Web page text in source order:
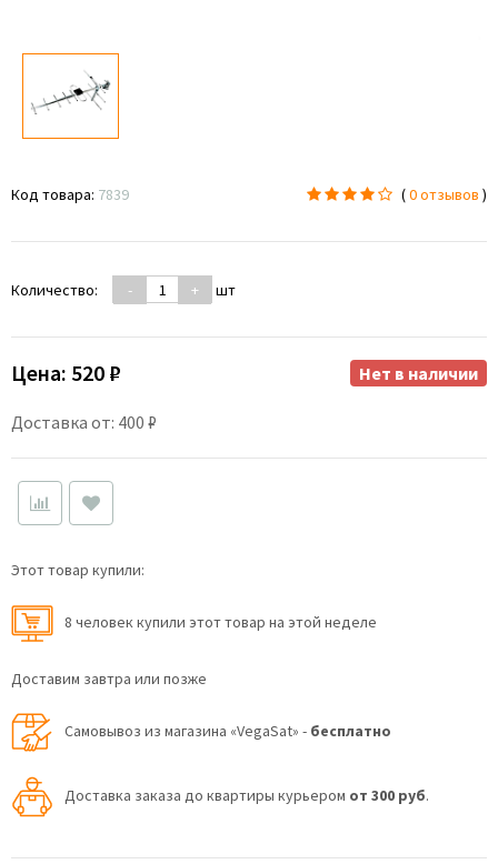
Код товара: 7839 (0 отзывов )
Количество: - + шт
Цена: 520 ₽
Доставка от: 400 ₽
Нет в наличии
Этот товар купили:
8 человек купили этот товар на этой неделе
Доставим завтра или позже
Самовывоз из магазина «VegaSat» - бесплатно
Доставка заказа до квартиры курьером от 300 руб.